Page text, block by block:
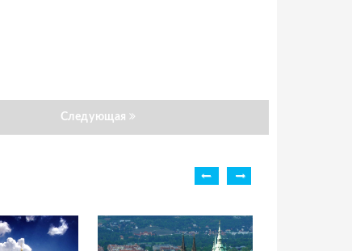
Следующая